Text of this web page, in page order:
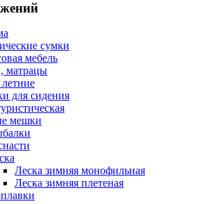
сумки
мебель
матрацы
для сидения
мешки
Леска зимняя монофильная
Леска зимняя плетеная